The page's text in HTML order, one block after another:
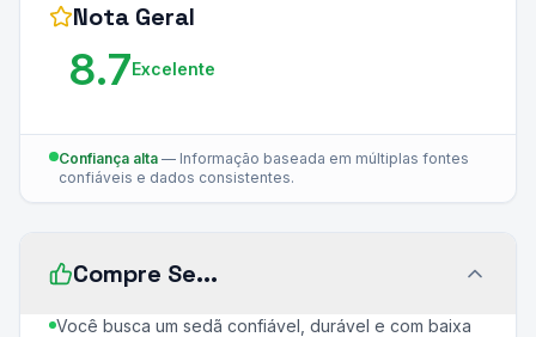
Nota Geral
8.7Excelente
Confiança alta — Informação baseada em múltiplas fontes
confiáveis e dados consistentes.
Compre Se...
Você busca um sedã confiável, durável e com baixa